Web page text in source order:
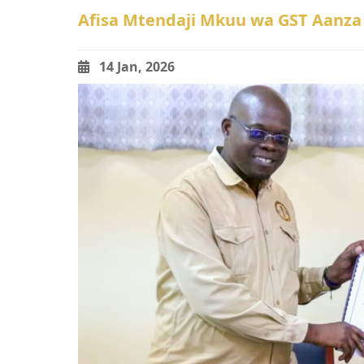
Afisa Mtendaji Mkuu wa GST
14 Jan, 2026